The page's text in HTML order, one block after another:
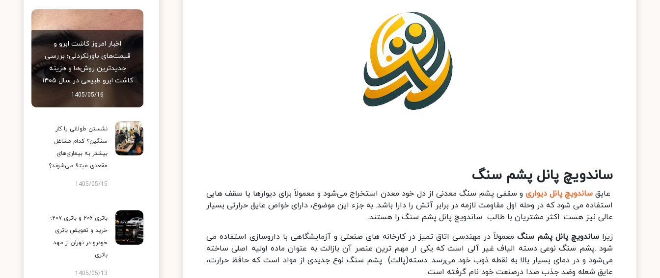
ساندویچ پانل پشم سنگ
عایقساندویچ پانل دیواری و سقفی پشم سنگ معدنی از دل خود معدن استخراج می‌شود و معمولاً برای دیوارها یا سقف هایی
استفاده می شود که در وحله اول مقاومت لازمه در برابر آتش را دارا باشد. به جزء این موضوع، دارای خواص عایق حرارتی بسیار
عالی نیز هست. اکثر مشتریان با طالب ساندویچ پانل پشم سنگ را هستند.
زیرا ساندویچ پانل پشم سنگ معمولاً در مهندسی اتاق تمیز در کارخانه های صنعتی و آزمایشگاهی با داروسازی استفاده می
شود .پشم سنگ نوعی دسته الیاف غیر آلی است که یکی ار مهم ترین عنصر آن بازالت به عنوان ماده اولیه اصلی ساخته
می‌شود و در دمای بسیار بالا به نقطه ذوب خود می‌رسد. دسته(پالت) پشم سنگ نوع جدیدی از مواد است که حافظ حرارت،
عایق شعله وضد جذب صدا درصنعت خود نام گرفته است.
اخبار امروز کاشت ابرو و
قیمت‌های باورنکردنی؛ بررسی
جدیدترین روش‌ها و هزینه
کاشت ابرو طبیعی در سال ۱۴۰۵
1405/05/16
نشستن طولانی یا کار
سنگین؟ کدام مشاغل
بیشتر به بیماری‌های
مقعدی مبتلا می‌شوند؟
1405/05/15
باتری ۲۰۶ و باتری ۲۰۷؛
خرید و تعویض باتری
خودرو در تهران از مهد
باتری
1405/05/13